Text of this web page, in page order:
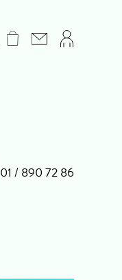
01 / 890 72 86